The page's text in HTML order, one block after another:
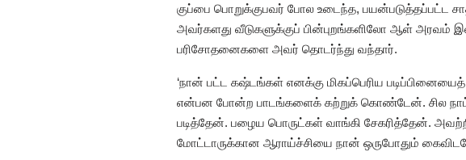
குப்பை பொறுக்குபவர் போல உடைந்த, பயன்படுத்தப்பட்ட
அவர்களது வீடுகளுக்குப் பின்புறங்களிலோ ஆள் அரவம்
பரிசோதனைகளை அவர் தொடர்ந்து வந்தார்.
‘நான் பட்ட கஷ்டங்கள் எனக்கு மிகப்பெரிய
என்பன போன்ற பாடங்களைக் கற்றுக் கொண்டேன். சில
படித்தேன். பழைய பொருட்கள் வாங்கி சேகரித்தேன்.
மோட்டாருக்கான ஆராய்ச்சியை நான் ஒருபோதும்